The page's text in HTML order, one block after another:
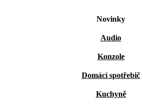
Novinky
Audio
Konzole
Domácí spotřebič
Kuchyně